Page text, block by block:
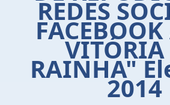
REDES
RAINHA"
2014